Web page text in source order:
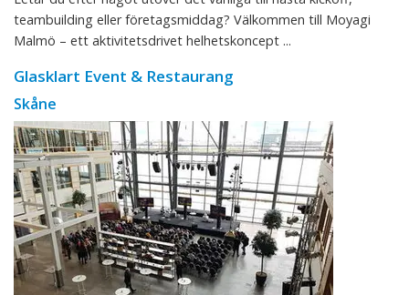
teambuilding eller företagsmiddag? Välkommen till Moyagi
Malmö – ett aktivitetsdrivet helhetskoncept ...
Glasklart Event & Restaurang
Skåne